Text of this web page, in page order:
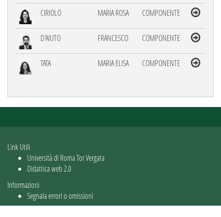
CIRIOLO
MARIA ROSA COMPONENTE
D'AIUTO FRANCESCO COMPONENTE
TATA MARIA ELISA COMPONENTE
Link Utili
Università di Roma Tor Vergata
Didattica web 2.0
Informazioni
Segnala errori o omissioni